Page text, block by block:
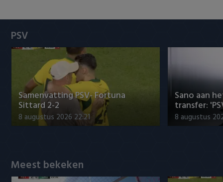
PEC Zwolle
Roda JC
SC Heerenveen
VVV Venlo
PSV
Samenvatting PSV- Fortuna
Sittard 2-2
8 augustus 2026 22:21
Sano aan
transfer:
8 augustus
Meest bekeken